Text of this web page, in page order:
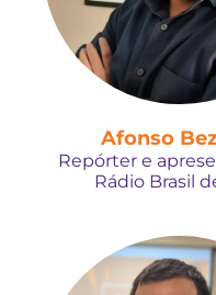
Afonso
Repórter e
Rádio Brasil